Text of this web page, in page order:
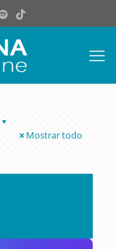
Mostrar todo